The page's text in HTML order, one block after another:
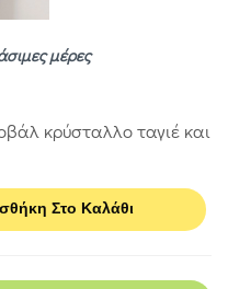
μέρες
κρύσταλλο ταγιέ και
Στο Καλάθι